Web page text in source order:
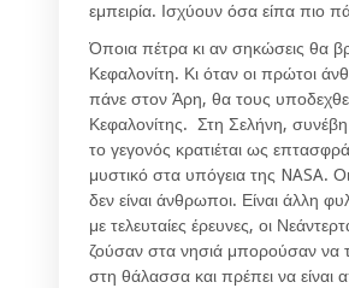
εμπειρία. Ισχύουν όσα είπα πιο
Όποια πέτρα κι αν σηκώσεις θα
Κεφαλονίτη. Κι όταν οι πρώτοι
πάνε στον Άρη, θα τους
Κεφαλονίτης. Στη Σελήνη, συνέβη
το γεγονός κρατιέται ως
μυστικό στα υπόγεια της NASA.
δεν είναι άνθρωποι. Είναι άλλη
με τελευταίες έρευνες, οι
ζούσαν στα νησιά μπορούσαν να
στη θάλασσα και πρέπει να είναι